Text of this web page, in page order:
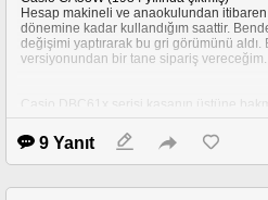
Hesap makineli ve anaokulundan
dönemine kadar kullandığım saattir.
değişimi yaptırarak bu gri görümünü
versiyonundan bir tane sipariş vereceğim.
için şimdilik böyle kalsın.
Abimin saatiydi. Küçükken o uyurken
Sonradan sabah tokatı yerdim.
Gece tuşları foaforlu olduğu için
9 Yanıt